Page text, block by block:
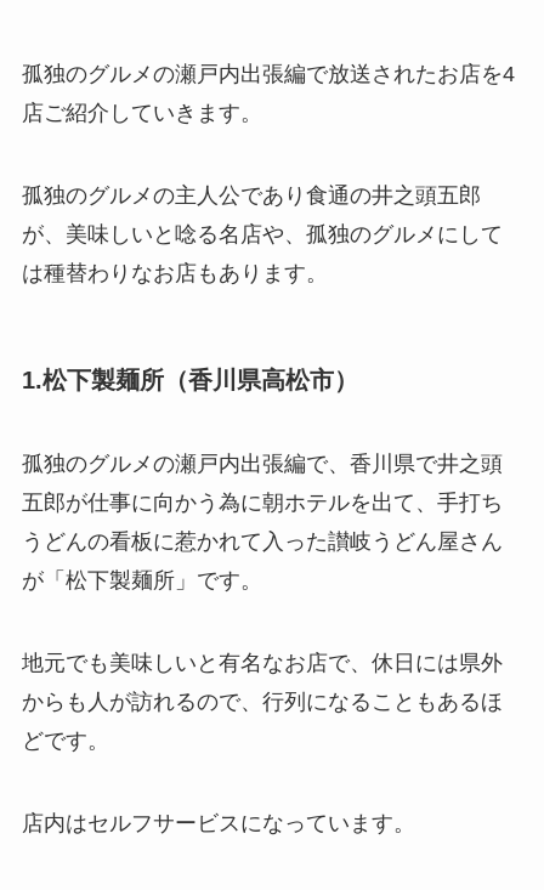
孤独のグルメの瀬戸内出張編で放送されたお店を4
店ご紹介していきます。
孤独のグルメの主人公であり食通の井之頭五郎
が、美味しいと唸る名店や、孤独のグルメにして
は種替わりなお店もあります。
1.松下製麺所（香川県高松市）
孤独のグルメの瀬戸内出張編で、香川県で井之頭
五郎が仕事に向かう為に朝ホテルを出て、手打ち
うどんの看板に惹かれて入った讃岐うどん屋さん
が「松下製麺所」です。
地元でも美味しいと有名なお店で、休日には県外
からも人が訪れるので、行列になることもあるほ
どです。
店内はセルフサービスになっています。